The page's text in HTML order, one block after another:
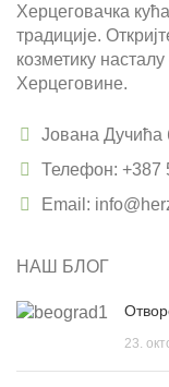
Херцеговачка
традиције.
козметику
Херцеговине.
Јована Дучића
Телефон: +387
Email:
НАШ БЛОГ
23.